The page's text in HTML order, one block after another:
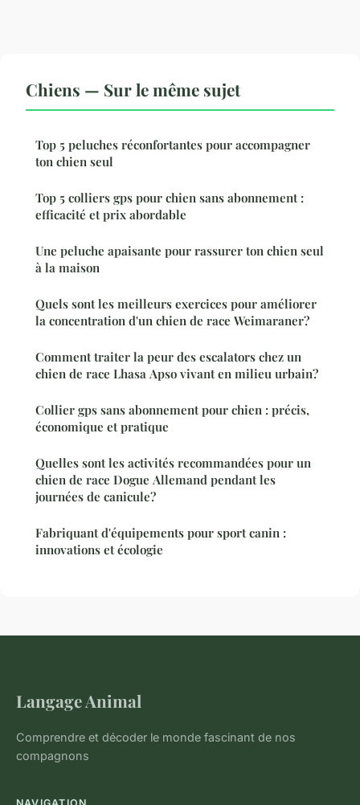
Chiens — Sur le même sujet
Top 5 peluches réconfortantes pour accompagner
ton chien seul
Top 5 colliers gps pour chien sans abonnement :
efficacité et prix abordable
Une peluche apaisante pour rassurer ton chien seul
à la maison
Quels sont les meilleurs exercices pour améliorer
la concentration d'un chien de race Weimaraner?
Comment traiter la peur des escalators chez un
chien de race Lhasa Apso vivant en milieu urbain?
Collier gps sans abonnement pour chien : précis,
économique et pratique
Quelles sont les activités recommandées pour un
chien de race Dogue Allemand pendant les
journées de canicule?
Fabriquant d'équipements pour sport canin :
innovations et écologie
Langage Animal
Comprendre et décoder le monde fascinant de nos
compagnons